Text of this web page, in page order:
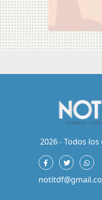
2026 - Todos